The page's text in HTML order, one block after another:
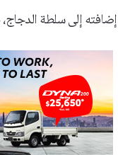
إلى سلطة الدجاج،